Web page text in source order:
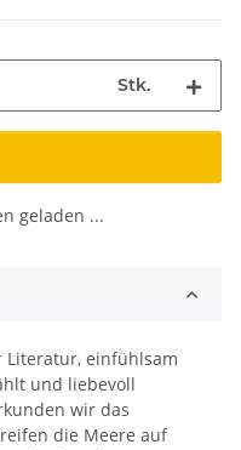
Stk.
geladen ...
Literatur, einfühlsam
und liebevoll
wir das
die Meere auf